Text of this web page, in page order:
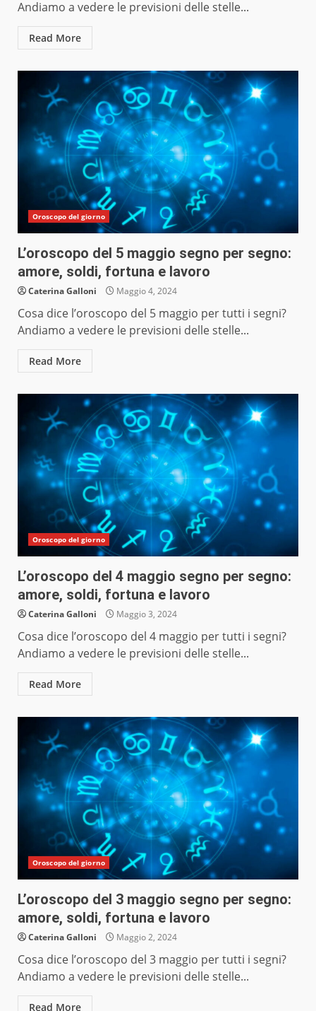
Andiamo a vedere le previsioni delle stelle...
Read More
Oroscopo del giorno
L’oroscopo del 5 maggio segno per segno:
amore, soldi, fortuna e lavoro
Caterina Galloni Maggio 4, 2024
Cosa dice l’oroscopo del 5 maggio per tutti i segni?
Andiamo a vedere le previsioni delle stelle...
Read More
Oroscopo del giorno
L’oroscopo del 4 maggio segno per segno:
amore, soldi, fortuna e lavoro
Caterina Galloni Maggio 3, 2024
Cosa dice l’oroscopo del 4 maggio per tutti i segni?
Andiamo a vedere le previsioni delle stelle...
Read More
Oroscopo del giorno
L’oroscopo del 3 maggio segno per segno:
amore, soldi, fortuna e lavoro
Caterina Galloni Maggio 2, 2024
Cosa dice l’oroscopo del 3 maggio per tutti i segni?
Andiamo a vedere le previsioni delle stelle...
Read More